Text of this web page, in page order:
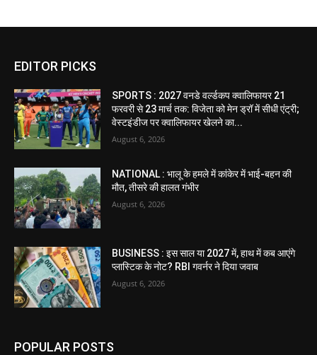
EDITOR PICKS
SPORTS : 2027 वनडे वर्ल्डकप क्वालिफायर 21
फरवरी से 23 मार्च तक: विजेता को मेन ड्रॉ में सीधी एंट्री;
वेस्टइंडीज पर क्वालिफायर खेलने का...
August 6, 2026
NATIONAL : भालू के हमले में कांकेर में भाई-बहन की
मौत, तीसरे की हालत गंभीर
August 6, 2026
BUSINESS : इस साल या 2027 में, हाथ में कब आएंगे
प्लास्टिक के नोट? RBI गवर्नर ने दिया जवाब
August 6, 2026
POPULAR POSTS